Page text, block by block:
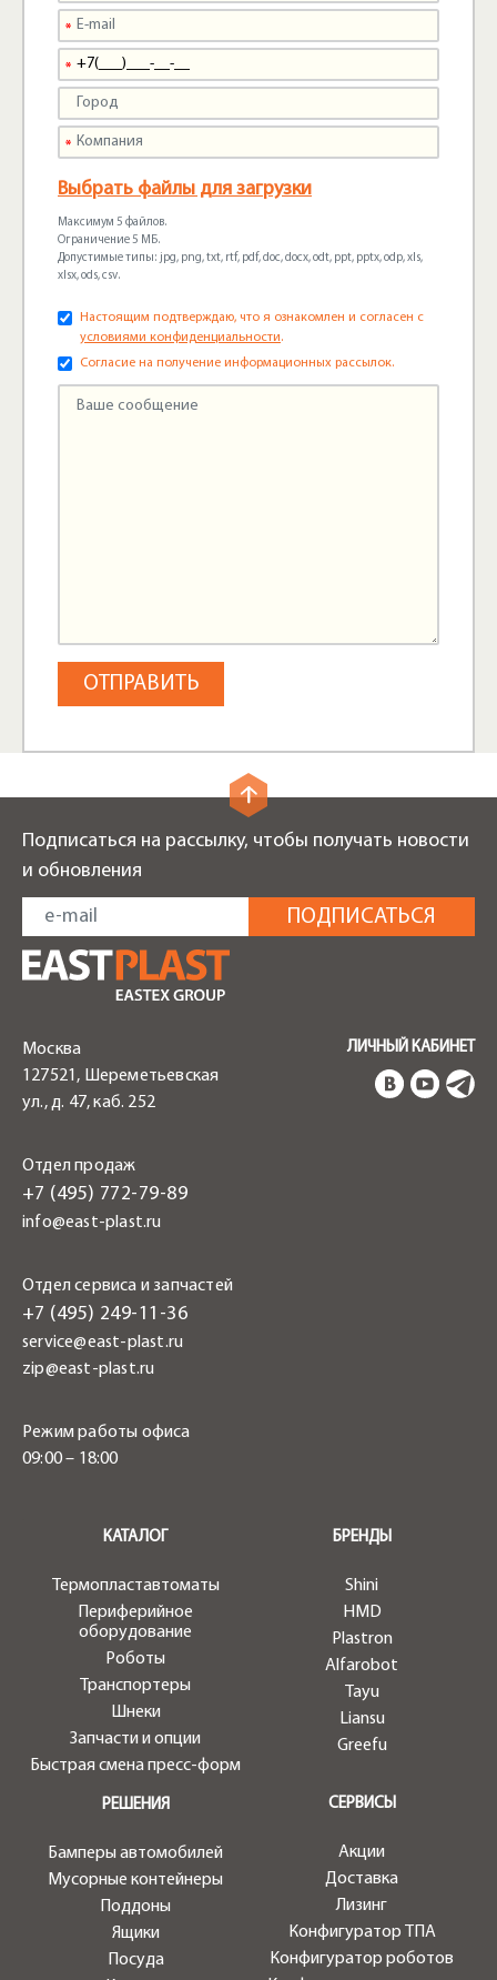
Выбрать файлы для загрузки
Максимум 5 файлов.
Ограничение 5 МБ.
Допустимые типы: jpg, png, txt, rtf, pdf, doc, docx, odt, ppt, pptx, odp, xls,
xlsx, ods, csv.
Настоящим подтверждаю, что я ознакомлен и согласен с
условиями конфиденциальности.
Согласие на получение информационных рассылок.
Подписаться на рассылку, чтобы получать новости
и обновления
Москва
127521, Шереметьевская
ул., д. 47, каб. 252
Отдел продаж
+7 (495) 772-79-89
info@east-plast.ru
Отдел сервиса и запчастей
+7 (495) 249-11-36
service@east-plast.ru
zip@east-plast.ru
Режим работы офиса
09:00 – 18:00
ЛИЧНЫЙ КАБИНЕТ
КАТАЛОГ
Термопластавтоматы
Периферийное
оборудование
Роботы
Транспортеры
Шнеки
Запчасти и опции
Быстрая смена пресс-форм
БРЕНДЫ
Shini
HMD
Plastron
Alfarobot
Tayu
Liansu
Greefu
СЕРВИСЫ
Акции
Доставка
Лизинг
Конфигуратор ТПА
Конфигуратор роботов
РЕШЕНИЯ
Бамперы автомобилей
Мусорные контейнеры
Поддоны
Ящики
Посуда